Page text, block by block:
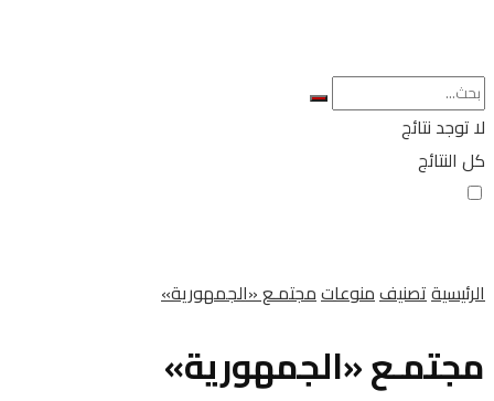
لا توجد نتائج
كل النتائج
الرئيسيةتصنيفمنوعاتمجتمـع «الجمهورية»
مجتمـع «الجمهورية»